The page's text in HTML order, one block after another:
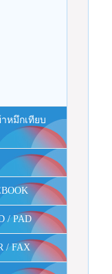
าหมึกเทียบ
/ PAD
/ FAX